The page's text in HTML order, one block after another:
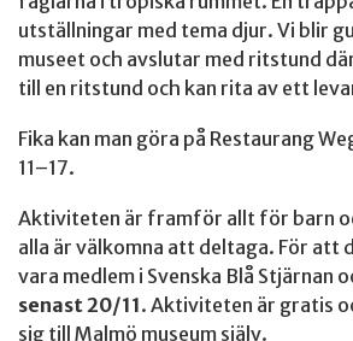
utställningar med tema djur. Vi blir
museet och avslutar med ritstund
till en ritstund och kan rita av ett
Fika kan man göra på Restaurang
11–17.
Aktiviteten är framför allt för barn
alla är välkomna att deltaga. För att
vara medlem i Svenska Blå Stjärnan
senast 20/11. Aktiviteten är gratis
sig till Malmö museum själv.